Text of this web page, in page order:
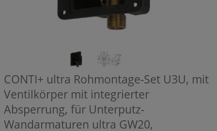
CONTI+ ultra Rohmontage-Set U3U, mit
Ventilkörper mit integrierter
Absperrung, für Unterputz-
Wandarmaturen ultra GW20,